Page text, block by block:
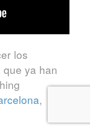
los
ya han
,